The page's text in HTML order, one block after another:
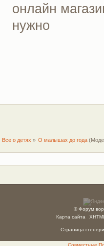
онлайн
нужно
Все о детях » О малышах до года
© Форум
Карта сайта
Страница
Совместные